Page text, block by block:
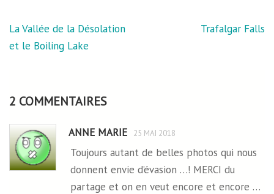
Navigation
de
La Vallée de la Désolation
et le Boiling Lake
Trafalgar Falls
2 COMMENTAIRES
ANNE MARIE 25 MAI 2018
Toujours autant de belles photos qui nous
donnent envie d’évasion …! MERCI du
partage et on en veut encore et encore …